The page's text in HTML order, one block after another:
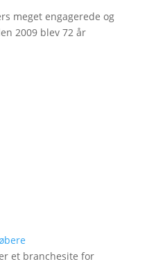
meget engagerede og
2009 blev 72 år
et branchesite for